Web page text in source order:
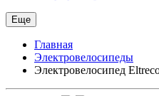
Еще
Главная
Электровелосипеды
Электровелосипед